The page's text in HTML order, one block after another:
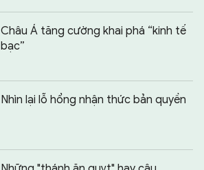
Châu Á tăng cường khai phá “kinh tế
bạc”
Nhìn lại lỗ hổng nhận thức bản quyền